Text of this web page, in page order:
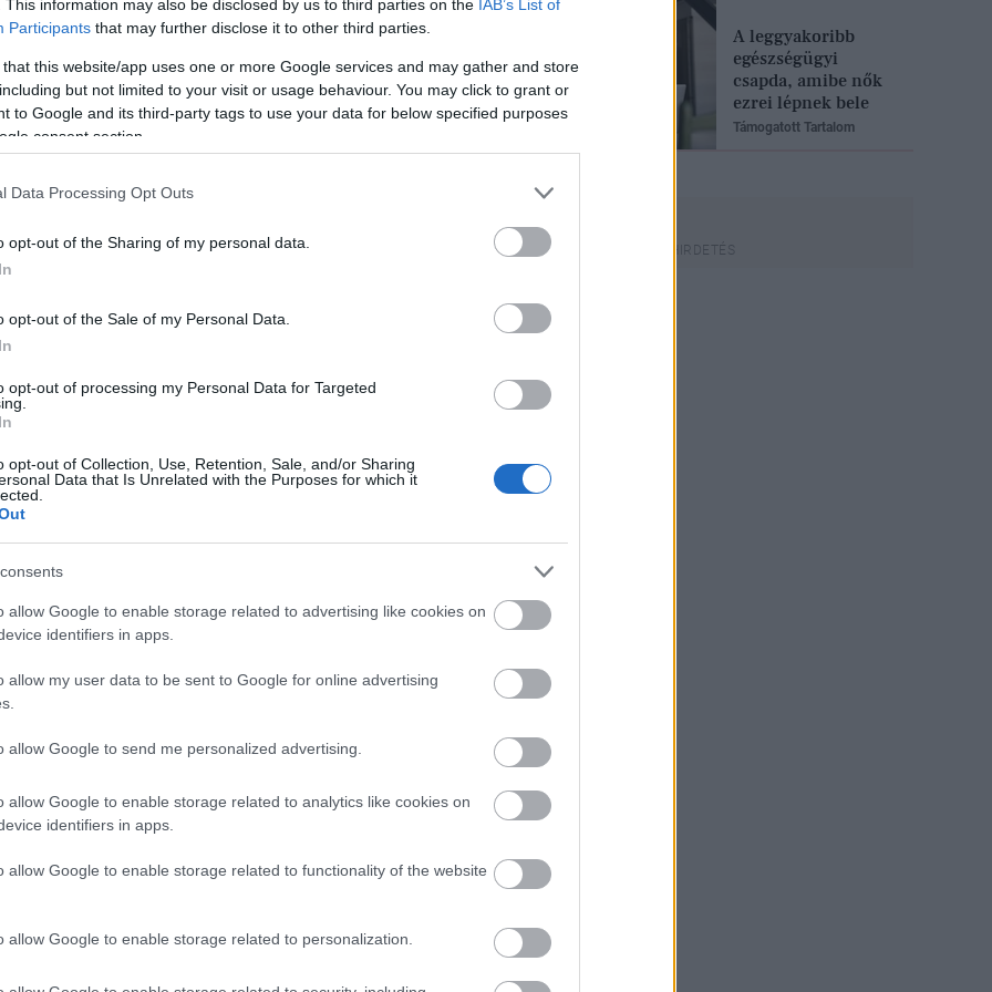
This information may also be disclosed by us to third parties on the IAB’s List of
Participants that may further disclose it to other third parties.
that this website/app uses one or more Google services and may gather and store
but not limited to your visit or usage behaviour. You may click to grant or
to Google and its third-party tags to use your data for below specified purposes
consent section.
Data Processing Opt Outs
opt-out of the Sharing of my personal data.
opt-out of the Sale of my Personal Data.
opt-out of processing my Personal Data for Targeted
opt-out of Collection, Use, Retention, Sale, and/or Sharing
Data that Is Unrelated with the Purposes for which it
allow Google to enable storage related to advertising like cookies on
identifiers in apps.
allow my user data to be sent to Google for online advertising
allow Google to send me personalized advertising.
allow Google to enable storage related to analytics like cookies on
identifiers in apps.
allow Google to enable storage related to functionality of the website
allow Google to enable storage related to personalization.
különleges formájának megélése.
függően viszonyulok kisbabákhoz,
És szinte biztos vagyok
az embert más érzelmi kapcsok
dolog az életből, ha az ember
annak nem is igazán fáj a
egy kis kutatást. Két internetes
és viszontagságairól. Az
amelynek tagjai többnyire nem
nevű blog, ahol kis- és
osztják meg tapasztalataikat.
huszonegy ember írta le
Ami elsőként meglepett, hogy a
vagy egyenesen pokoli
a problémakört, hiszen egy
Két fogalom bukkant még fel a
kifejezetten explicit módon: az önzés
pillanatra! Önzés és félelem
rühellem, ha beleesznek az
Vlagyimir Putyinra gondolok.
születő okai, például a
Össztársadalmi szinten
nyugdíjba megyünk.
A leggyakoribb
egészségügyi
csapda, amibe nők
ezrei lépnek bele
Támogatott Tartalom